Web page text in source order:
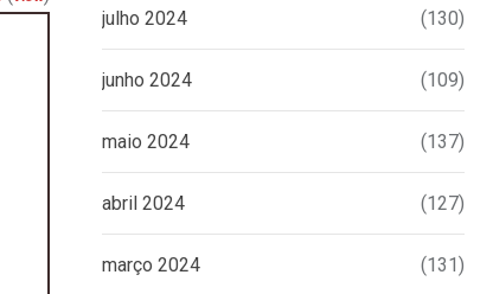
julho 2024 (130)
junho 2024 (109)
maio 2024 (137)
abril 2024 (127)
março 2024 (131)